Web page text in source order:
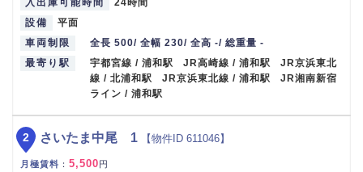
設備
平面
車両制限
全長 500/ 全幅 230/ 全高 -/ 総重量 -
最寄り駅
宇都宮線 / 浦和駅 JR高崎線 / 浦和駅 JR京浜東北
線 / 北浦和駅 JR京浜東北線 / 浦和駅 JR湘南新宿
ライン / 浦和駅
さいたま中尾 1 【物件ID 611046】
月極賃料 ： 5,500 円
2